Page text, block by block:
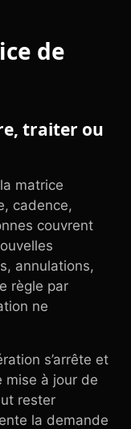
de
traiter ou
matrice
cadence,
couvrent
annulations,
règle par
ne
s’arrête et
mise à jour de
rester
la demande